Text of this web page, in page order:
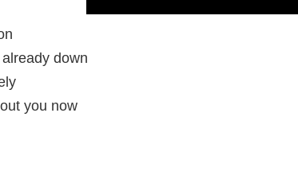
down
you now